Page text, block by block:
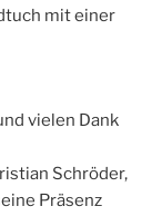
mit einer
vielen Dank
Schröder,
Präsenz